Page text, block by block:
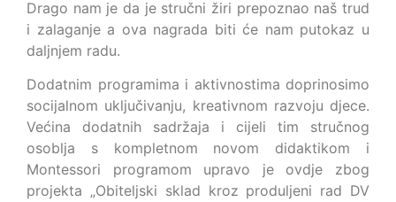
Drago nam je da je stručni žiri prepoznao naš trud
i zalaganje a ova nagrada biti će nam putokaz u
daljnjem radu.
Dodatnim programima i aktivnostima doprinosimo
socijalnom uključivanju, kreativnom razvoju djece.
Većina dodatnih sadržaja i cijeli tim stručnog
osoblja s kompletnom novom didaktikom i
Montessori programom upravo je ovdje zbog
projekta „Obiteljski sklad kroz produljeni rad DV